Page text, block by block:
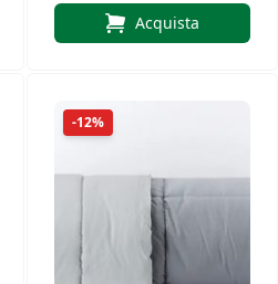
Arredo InAcquista
-12%